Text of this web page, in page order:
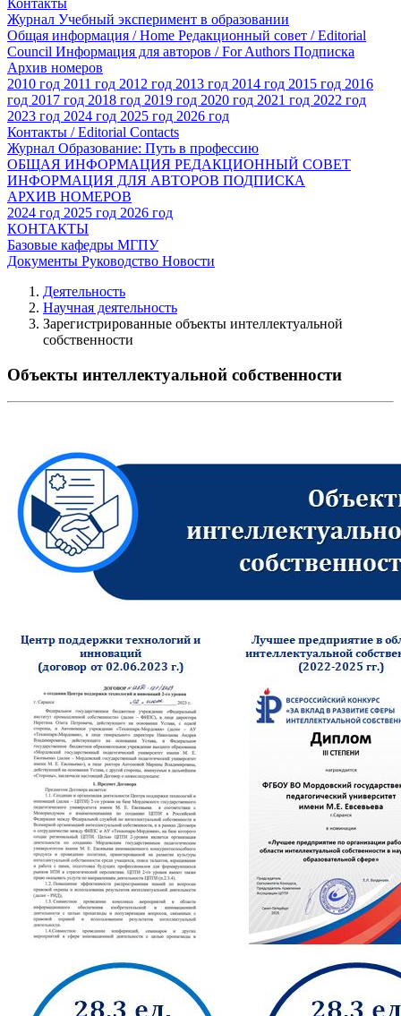
Журнал Учебный эксперимент в образовании
Общая информация / Home Редакционный совет / Editorial
Council Информация для авторов / For Authors Подписка
Архив номеров
2010 год 2011 год 2012 год 2013 год 2014 год 2015 год 2016
год 2017 год 2018 год 2019 год 2020 год 2021 год 2022 год
2023 год 2024 год 2025 год 2026 год
Контакты / Editorial Contacts
Журнал Образование: Путь в профессию
ОБЩАЯ ИНФОРМАЦИЯ РЕДАКЦИОННЫЙ СОВЕТ
ИНФОРМАЦИЯ ДЛЯ АВТОРОВ ПОДПИСКА
АРХИВ НОМЕРОВ
2024 год 2025 год 2026 год
КОНТАКТЫ
Базовые кафедры МГПУ
Документы Руководство Новости
Деятельность
Научная деятельность
Зарегистрированные объекты интеллектуальной
собственности
Объекты интеллектуальной собственности